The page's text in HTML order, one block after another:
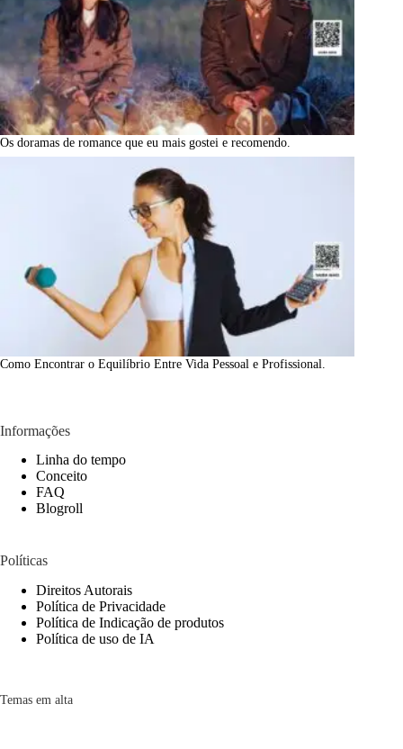
Os doramas de romance que eu mais gostei e recomendo.
Como Encontrar o Equilíbrio Entre Vida Pessoal e Profissional.
Informações
Linha do tempo
Conceito
FAQ
Blogroll
Políticas
Direitos Autorais
Política de Privacidade
Política de Indicação de produtos
Política de uso de IA
Temas em alta